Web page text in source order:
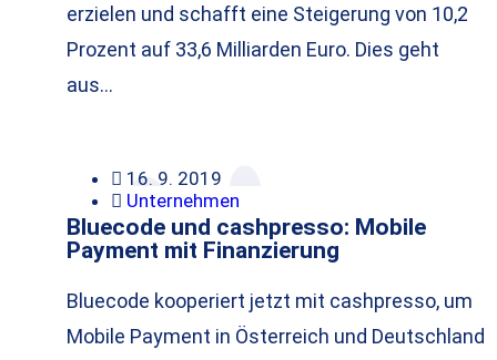
erzielen und schafft eine Steigerung von 10,2
Prozent auf 33,6 Milliarden Euro. Dies geht
aus…
16. 9. 2019
Unternehmen
Bluecode und cashpresso: Mobile
Payment mit Finanzierung
Bluecode kooperiert jetzt mit cashpresso, um
Mobile Payment in Österreich und Deutschland